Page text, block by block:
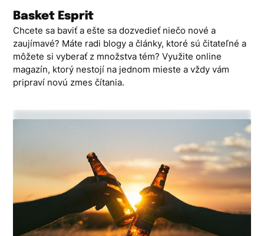
content
Basket Esprit
Chcete sa baviť a ešte sa dozvedieť niečo nové a
zaujímavé? Máte radi blogy a články, ktoré sú čitateľné a
môžete si vyberať z množstva tém? Využite online
magazín, ktorý nestojí na jednom mieste a vždy vám
pripraví novú zmes čítania.